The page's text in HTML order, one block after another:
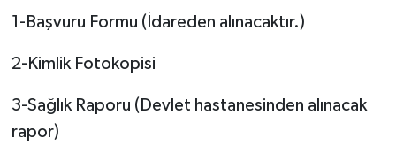
1-Başvuru Formu (İdareden alınacaktır.)
2-Kimlik Fotokopisi
3-Sağlık Raporu (Devlet hastanesinden alınacak
rapor)